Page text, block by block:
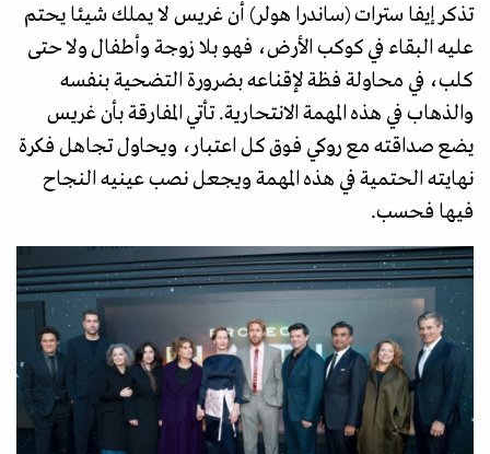
تذكر إيفا سترات (ساندرا هولر) أن غريس لا يملك شيئا يحتم
عليه البقاء في كوكب الأرض، فهو بلا زوجة وأطفال ولا حتى
كلب، في محاولة فظة لإقناعه بضرورة التضحية بنفسه
والذهاب في هذه المهمة الانتحارية. تأتي المفارقة بأن غريس
يضع صداقته مع روكي فوق كل اعتبار، ويحاول تجاهل فكرة
نهايته الحتمية في هذه المهمة ويجعل نصب عينيه النجاح
فيها فحسب.